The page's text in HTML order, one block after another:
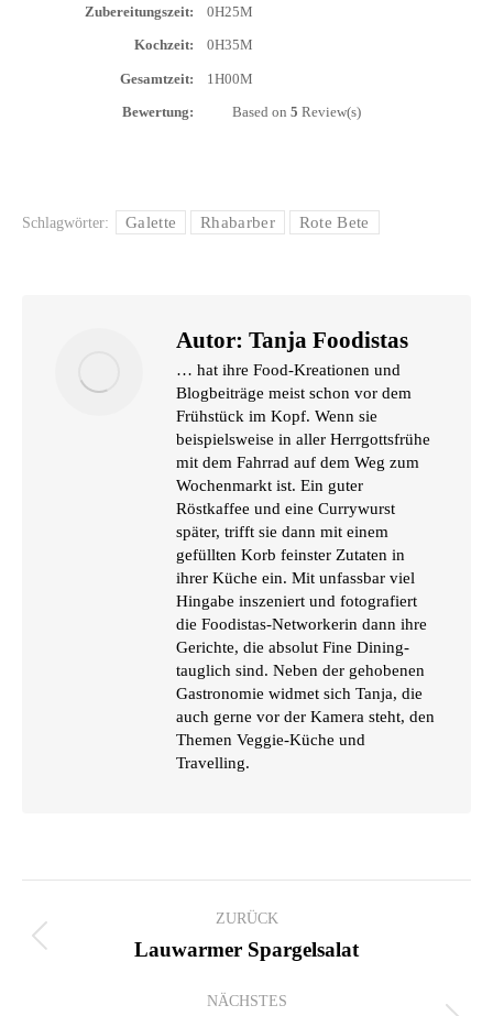
Zube­rei­tungs­zeit: 0H25M
Koch­zeit: 0H35M
Gesamt­zeit: 1H00M
Bewer­tung: Based on5 Review(s)
Schlagwörter: Galette Rhabarber Rote Bete
Autor: Tanja Foodistas
… hat ihre Food-Kreationen und
Blogbeiträge meist schon vor dem
Frühstück im Kopf. Wenn sie
beispielsweise in aller Herrgottsfrühe
mit dem Fahrrad auf dem Weg zum
Wochenmarkt ist. Ein guter
Röstkaffee und eine Currywurst
später, trifft sie dann mit einem
gefüllten Korb feinster Zutaten in
ihrer Küche ein. Mit unfassbar viel
Hingabe inszeniert und fotografiert
die Foodistas-Networkerin dann ihre
Gerichte, die absolut Fine Dining-
tauglich sind. Neben der gehobenen
Gastronomie widmet sich Tanja, die
auch gerne vor der Kamera steht, den
Themen Veggie-Küche und
Travelling.
ZURÜCK
Vorheriger
Beitrag:
Lauwarmer Spargelsalat
NÄCHSTES